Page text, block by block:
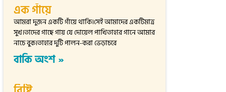
এক গাঁয়ে
আমরা দুজন একটি গাঁয়ে থাকি।সেই আমাদের একটিমাত্র
সুখ।তাদের গাছে গায় যে দোয়েল পাখিতাহার গানে আমার
নাচে বুক।তাহার দুটি পালন-করা ভেড়াচরে
বাকি অংশ »